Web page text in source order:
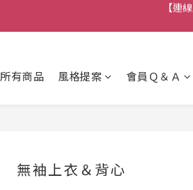
【連
所有商品 風格提案 會員Ｑ＆Ａ
無袖上衣＆背心